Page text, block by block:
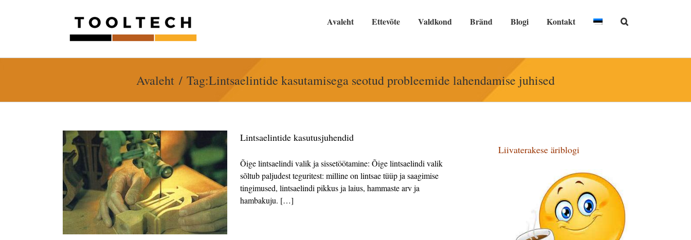
Avaleht Ettevõte Valdkond Bränd Blogi Kontakt
Avaleht Tag:Lintsaelintide kasutamisega seotud probleemide lahendamise juhised
Lintsaelintide kasutusjuhendid
Õige lintsaelindi valik ja sissetöötamine: Õige lintsaelindi valik
sõltub paljudest teguritest: milline on lintsae tüüp ja saagimise
tingimused, lintsaelindi pikkus ja laius, hammaste arv ja
hambakuju. […]
Liivaterakese äriblogi